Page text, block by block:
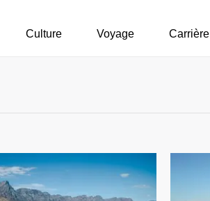
Culture Voyage Carrière